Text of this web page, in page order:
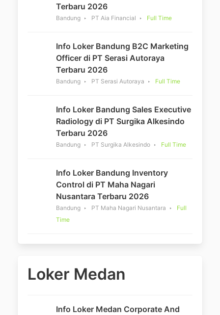
Terbaru 2026
Bandung PT Aia Financial Full Time
Info Loker Bandung B2C Marketing
Officer di PT Serasi Autoraya
Terbaru 2026
Bandung PT Serasi Autoraya Full Time
Info Loker Bandung Sales Executive
Radiology di PT Surgika Alkesindo
Terbaru 2026
Bandung PT Surgika Alkesindo Full Time
Info Loker Bandung Inventory
Control di PT Maha Nagari
Nusantara Terbaru 2026
Bandung PT Maha Nagari Nusantara
Full
Time
Loker Medan
Info Loker Medan Corporate And